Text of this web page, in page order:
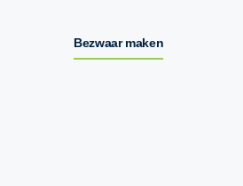
Bezwaar maken